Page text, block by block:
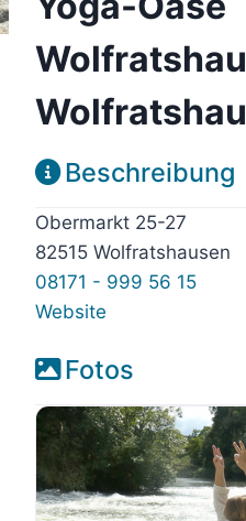
Beschreibung
Obermarkt 25-27
82515 Wolfratshausen
08171 - 999 56 15
Website
Fotos